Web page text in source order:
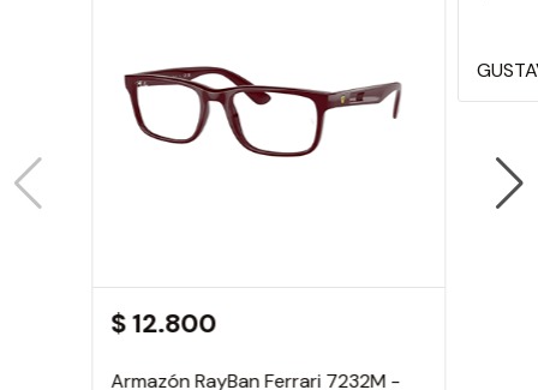
$ 12.800
Armazón RayBan Ferrari 7232M -